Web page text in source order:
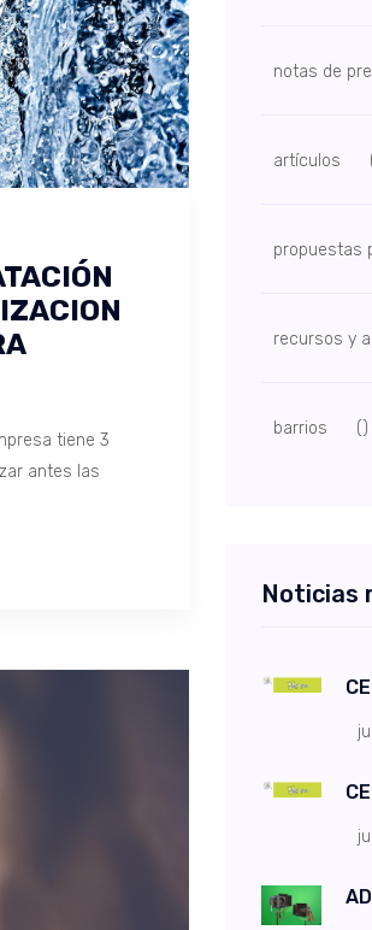
tiene 3
antes las
notas de
artículos
propuestas
recursos y
barrios ()
Noticias